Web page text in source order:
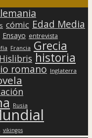
cómic Edad Media
Ensayo entrevista
Francia Grecia
Hislibris historia
romano Inglaterra
Rusia
vikingos